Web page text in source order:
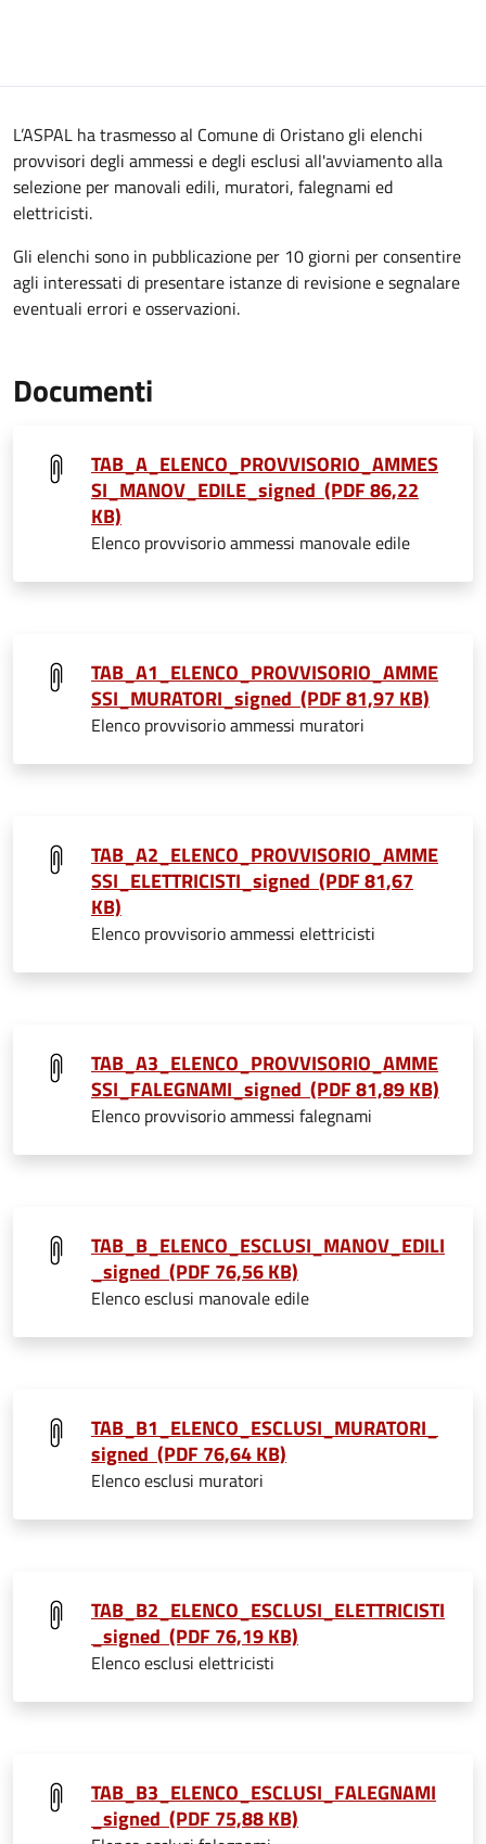
L’ASPAL ha trasmesso al Comune di Oristano gli elenchi
provvisori degli ammessi e degli esclusi all'avviamento alla
selezione per manovali edili, muratori, falegnami ed
elettricisti.
Gli elenchi sono in pubblicazione per 10 giorni per consentire
agli interessati di presentare istanze di revisione e segnalare
eventuali errori e osservazioni.
Documenti
TAB_A_ELENCO_PROVVISORIO_AMMES
SI_MANOV_EDILE_signed (PDF 86,22
KB)
Elenco provvisorio ammessi manovale edile
TAB_A1_ELENCO_PROVVISORIO_AMME
SSI_MURATORI_signed (PDF 81,97 KB)
Elenco provvisorio ammessi muratori
TAB_A2_ELENCO_PROVVISORIO_AMME
SSI_ELETTRICISTI_signed (PDF 81,67
KB)
Elenco provvisorio ammessi elettricisti
TAB_A3_ELENCO_PROVVISORIO_AMME
SSI_FALEGNAMI_signed (PDF 81,89 KB)
Elenco provvisorio ammessi falegnami
TAB_B_ELENCO_ESCLUSI_MANOV_EDILI
_signed (PDF 76,56 KB)
Elenco esclusi manovale edile
TAB_B1_ELENCO_ESCLUSI_MURATORI_
signed (PDF 76,64 KB)
Elenco esclusi muratori
TAB_B2_ELENCO_ESCLUSI_ELETTRICISTI
_signed (PDF 76,19 KB)
Elenco esclusi elettricisti
TAB_B3_ELENCO_ESCLUSI_FALEGNAMI
_signed (PDF 75,88 KB)